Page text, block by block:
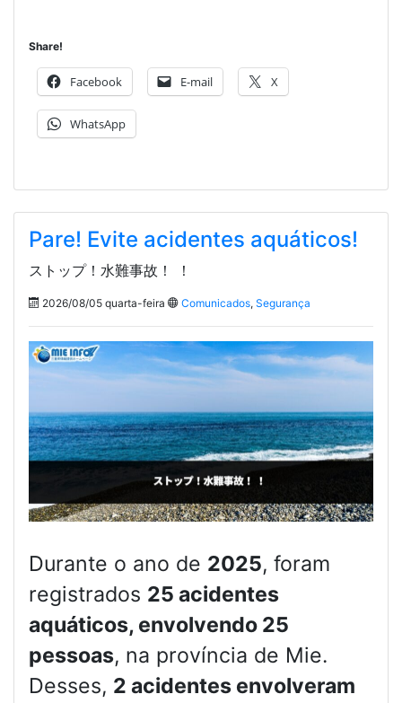
Share!
Facebook E-mail X
WhatsApp
Pare! Evite acidentes aquáticos!
ストップ！水難事故！ ！
2026/08/05 quarta-feira Comunicados, Segurança
Durante o ano de 2025, foram
registrados 25 acidentes
aquáticos, envolvendo 25
pessoas, na província de Mie.
Desses, 2 acidentes envolveram